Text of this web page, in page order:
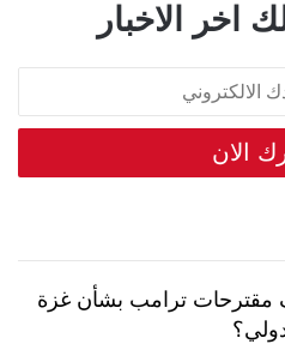
اخر الاخبار
مقترحات ترامب بشأن غزة